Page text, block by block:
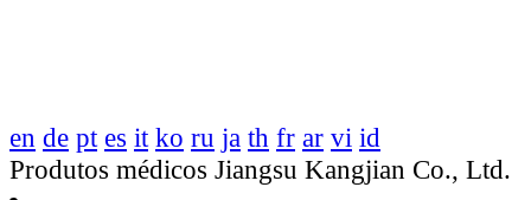
en de pt es it ko ru ja th fr ar vi id
Produtos médicos Jiangsu Kangjian Co., Ltd.